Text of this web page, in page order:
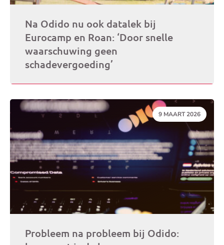
Na Odido nu ook datalek bij
Eurocamp en Roan: ‘Door snelle
waarschuwing geen
schadevergoeding’
DATUM:
9 MAART 2026
Probleem na probleem bij Odido: